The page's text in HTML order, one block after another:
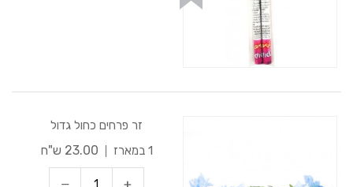
זר פרחים כחול גדול
1 במארז
23.00 ש"ח